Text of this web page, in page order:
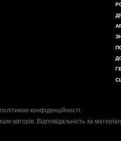
політикою конфіденційності.
авторів. Відповідальність за